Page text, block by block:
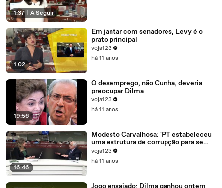
1:37 A Seguir
1:02
Em jantar com senadores, Levy é o
prato principal
voja123
há 11 anos
19:56
O desemprego, não Cunha, deveria
preocupar Dilma
voja123
há 11 anos
16:46
Modesto Carvalhosa: 'PT estabeleceu
uma estrutura de corrupção para se
manter no poder'
voja123
há 11 anos
Jogo ensaiado: Dilma ganhou ontem